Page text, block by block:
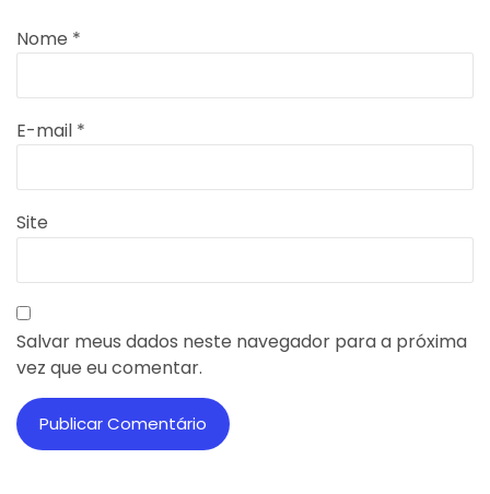
Nome *
E-mail *
Site
Salvar meus dados neste navegador para a próxima
vez que eu comentar.